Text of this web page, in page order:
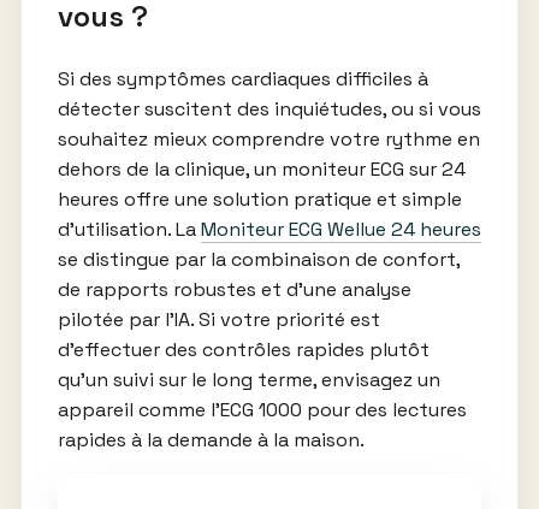
vous ?
Si des symptômes cardiaques difficiles à
détecter suscitent des inquiétudes, ou si vous
souhaitez mieux comprendre votre rythme en
dehors de la clinique, un moniteur ECG sur 24
heures offre une solution pratique et simple
d’utilisation. LaMoniteur ECG Wellue 24 ​​heures
se distingue par la combinaison de confort,
de rapports robustes et d’une analyse
pilotée par l’IA. Si votre priorité est
d’effectuer des contrôles rapides plutôt
qu’un suivi sur le long terme, envisagez un
appareil comme l’ECG 1000 pour des lectures
rapides à la demande à la maison.